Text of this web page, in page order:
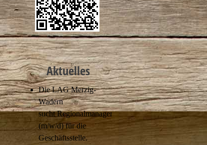
Aktuelles
Die LAG Merzig-
Wadern
sucht Regionalmanager
(m/w/d) für die
Geschäftsstelle.